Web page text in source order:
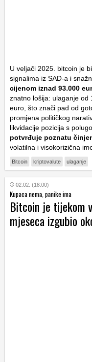
U veljači 2025. bitcoin je
signalima iz SAD-a i
cijenom iznad 93.000
znatno lošija: ulaganje od
euro, što znači pad od
promjena političkog
likvidacije pozicija s
potvrđuje poznatu
volatilna i visokorizična
Bitcoin kriptovalute ulaganje
02.02. (18:00)
Kupaca nema, panike ima
Bitcoin je tijekom
mjeseca izgubio